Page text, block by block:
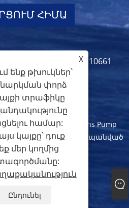
ՀԻՄԱ
+86-18217210661
18217210661
© 2024 Shanghai Crowns Pump
իրավունքները պաշտպանված
են:
X
ենք թխուկներ՝
փորձ
տրաֆիկը
համար:
կայքը՝ դուք
մեր կողմից
Ընդունել